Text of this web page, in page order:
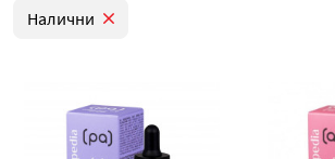
Налични